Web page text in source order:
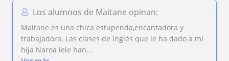
Los alumnos de Maitane opinan:
Maitane es una chica estupenda,encantadora y
trabajadora. Las clases de inglés que le ha dado a mi
hija Naroa lele han...